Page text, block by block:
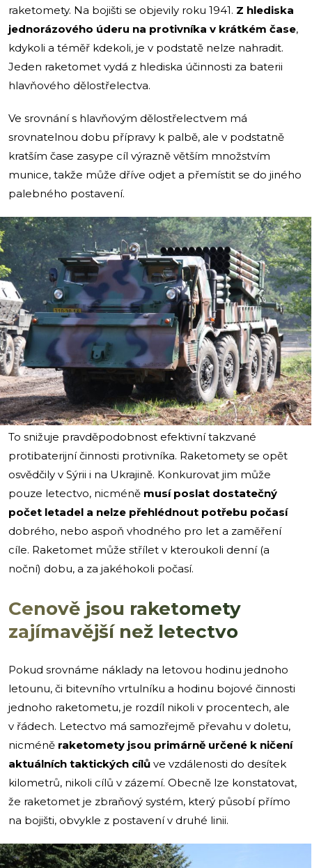
raketomety. Na bojišti se objevily roku 1941. Z hlediska
jednorázového úderu na protivníka v krátkém čase,
kdykoli a téměř kdekoli, je v podstatě nelze nahradit.
Jeden raketomet vydá z hlediska účinnosti za baterii
hlavňového dělostřelectva.
Ve srovnání s hlavňovým dělostřelectvem má
srovnatelnou dobu přípravy k palbě, ale v podstatně
kratším čase zasype cíl výrazně větším množstvím
munice, takže může dříve odjet a přemístit se do jiného
palebného postavení.
i
To snižuje pravděpodobnost efektivní takzvané
protibaterijní činnosti protivníka. Raketomety se opět
osvědčily v Sýrii i na Ukrajině. Konkurovat jim může
pouze letectvo, nicméně musí poslat dostatečný
počet letadel a nelze přehlédnout potřebu počasí
dobrého, nebo aspoň vhodného pro let a zaměření
cíle. Raketomet může střílet v kteroukoli denní (a
noční) dobu, a za jakéhokoli počasí.
Cenově jsou raketomety
zajímavější než letectvo
Pokud srovnáme náklady na letovou hodinu jednoho
letounu, či bitevního vrtulníku a hodinu bojové činnosti
jednoho raketometu, je rozdíl nikoli v procentech, ale
v řádech. Letectvo má samozřejmě převahu v doletu,
nicméně raketomety jsou primárně určené k ničení
aktuálních taktických cílů ve vzdálenosti do desítek
kilometrů, nikoli cílů v zázemí. Obecně lze konstatovat,
že raketomet je zbraňový systém, který působí přímo
na bojišti, obvykle z postavení v druhé linii.